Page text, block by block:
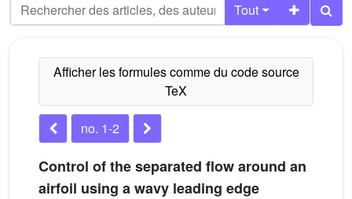
Tout
no. 1-2
Control of the separated flow around an
airfoil using a wavy leading edge